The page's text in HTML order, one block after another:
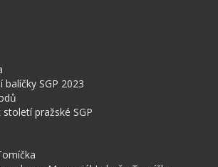
balíčky SGP 2023
pražské SGP